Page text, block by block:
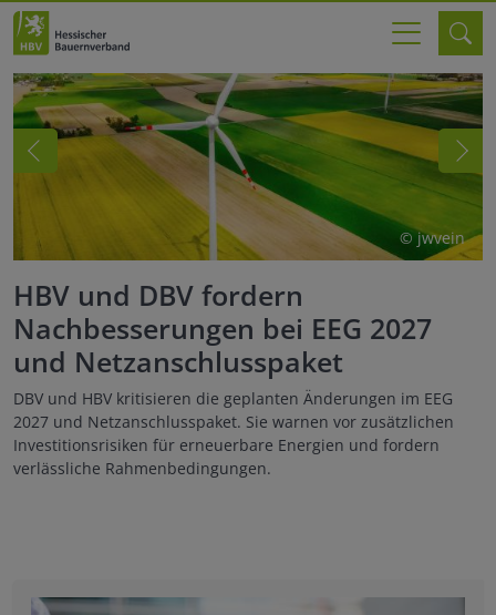
© jwvein
HBV und DBV fordern
Nachbesserungen bei EEG 2027
und Netzanschlusspaket
DBV und HBV kritisieren die geplanten Änderungen im EEG
2027 und Netzanschlusspaket. Sie warnen vor zusätzlichen
Investitionsrisiken für erneuerbare Energien und fordern
verlässliche Rahmenbedingungen.